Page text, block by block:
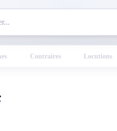
Contraires Locutions